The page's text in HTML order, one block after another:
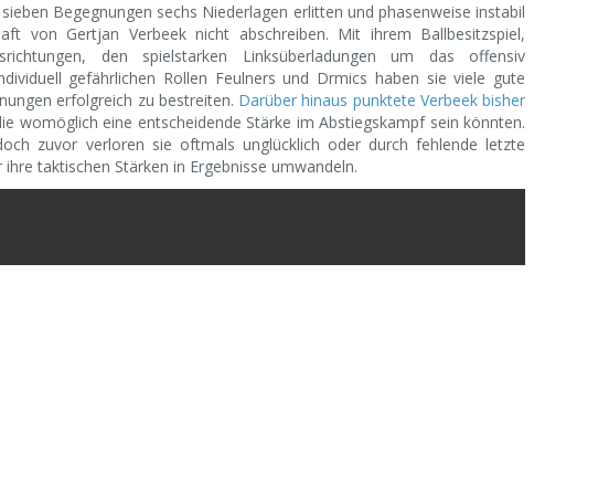
Begegnungen sechs Niederlagen erlitten und phasenweise instabil
von Gertjan Verbeek nicht abschreiben. Mit ihrem Ballbesitzspiel,
den spielstarken Linksüberladungen um das offensiv
gefährlichen Rollen Feulners und Drmics haben sie viele gute
erfolgreich zu bestreiten. Darüber hinaus punktete Verbeek bisher
womöglich eine entscheidende Stärke im Abstiegskampf sein könnten.
zuvor verloren sie oftmals unglücklich oder durch fehlende letzte
taktischen Stärken in Ergebnisse umwandeln.